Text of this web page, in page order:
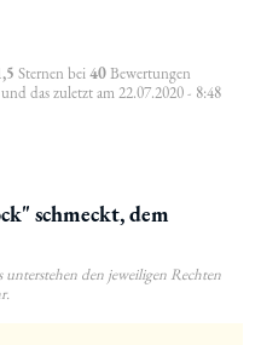
Sternen bei40Bewertungen
das zuletzt am 22.07.2020 - 8:48
schmeckt, dem
den jeweiligen Rechten